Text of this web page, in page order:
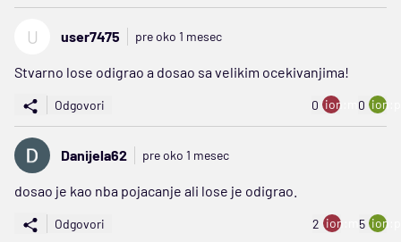
U user7475 pre oko 1 mesec
Stvarno lose odigrao a dosao sa velikim ocekivanjima!
Odgovori 0 ion:minus
0
Danijela62 pre oko 1 mesec
dosao je kao nba pojacanje ali lose je odigrao.
Odgovori 2 ion:minus
5